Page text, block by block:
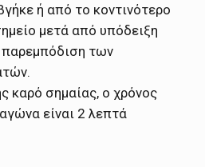
ή από το κοντινότερο
μετά από υπόδειξη
παρεμπόδιση των
καρό σημαίας, ο χρόνος
είναι 2 λεπτά